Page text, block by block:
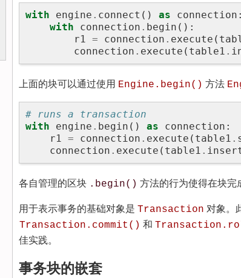
with engine . connect () as connection :
with
connection . begin ():
r1
= connection . execute (
connection . execute ( table1 .
上面的块可以通过使用 Engine.begin() 方法
# runs a transaction
with
engine . begin () as connection :
r1 = connection . execute ( table1 .
connection . execute ( table1 .
各自管理的区块 .begin() 方法的行为使得在块完
用于表示事务的基础对象是 Transaction 对象。
Transaction.commit() 和
佳实践。
事务块的嵌套